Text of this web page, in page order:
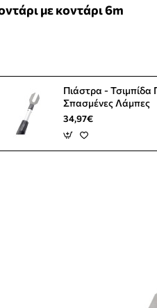
με κοντάρι 6m
Πιάστρα - Τσιμπίδα
Σπασμένες Λάμπες
34,97€